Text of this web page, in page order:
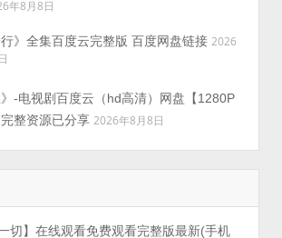
年8月8日
行》全集百度云完整版 百度网盘链接 2026
》-电视剧百度云（hd高清）网盘【1280P
整资源已分享 2026年8月8日
切】在线观看免费观看完整版最新(手机